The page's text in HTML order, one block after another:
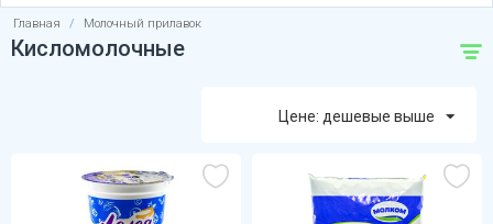
Главная / Молочный прилавок
Кисломолочные
Цене: дешевые выше